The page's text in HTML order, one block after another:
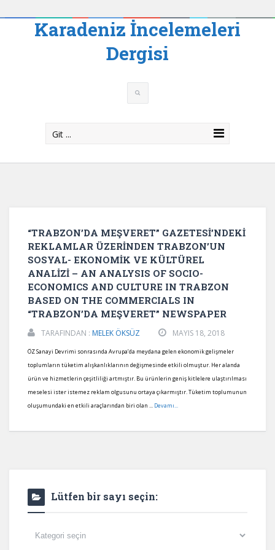
Karadeniz İncelemeleri
Dergisi
Git ...
“TRABZON’DA MEŞVERET” GAZETESİ’NDEKİ
REKLAMLAR ÜZERİNDEN TRABZON’UN
SOSYAL- EKONOMİK VE KÜLTÜREL
ANALİZİ – AN ANALYSIS OF SOCIO-
ECONOMICS AND CULTURE IN TRABZON
BASED ON THE COMMERCIALS IN
“TRABZON’DA MEŞVERET” NEWSPAPER
TARAFINDAN : MELEK ÖKSÜZ MAYIS 18, 2018
ÖZ Sanayi Devrimi sonrasında Avrupa’da meydana gelen ekonomik gelişmeler
toplumların tüketim alışkanlıklarının değişmesinde etkili olmuştur. Her alanda
ürün ve hizmetlerin çeşitliliği artmıştır. Bu ürünlerin geniş kitlelere ulaştırılması
meselesi ister istemez reklam olgusunu ortaya çıkarmıştır. Tüketim toplumunun
oluşumundaki en etkili araçlarından biri olan ... Devamı...
Lütfen bir sayı seçin:
Lütfen